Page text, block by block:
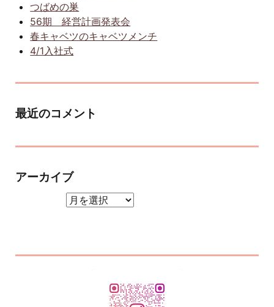
つばめの巣
56期 経営計画発表会
春キャベツのキャベツメンチ
4/1入社式
最近のコメント
アーカイブ